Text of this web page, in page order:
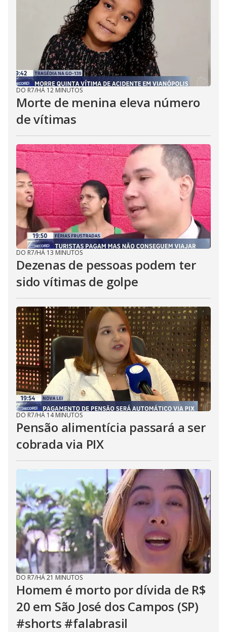
DO R7/HÁ 12 MINUTOS
Morte de menina eleva número
de vítimas
DO R7/HÁ 13 MINUTOS
Dezenas de pessoas podem ter
sido vítimas de golpe
DO R7/HÁ 14 MINUTOS
Pensão alimentícia passará a ser
cobrada via PIX
DO R7/HÁ 21 MINUTOS
Homem é morto por dívida de R$
20 em São José dos Campos (SP)
#shorts #falabrasil